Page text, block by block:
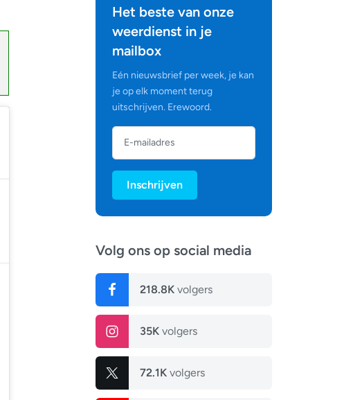
Het beste van onze
weerdienst in je
mailbox
Eén nieuwsbrief per week, je kan
je op elk moment terug
uitschrijven. Erewoord.
Inschrijven
Volg ons op social media
218.8K volgers
35K volgers
72.1K volgers